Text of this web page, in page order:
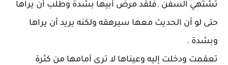
تشتهي السفن .فلقد مرض أبيها بشدة وطلب أن يراها
حتى لو أن الحديث معها سيرهقه ولكنه يريد أن يراها
وبشدة .
تعقمت ودخلت إليه وعيناها لا ترى أمامها من كثرة